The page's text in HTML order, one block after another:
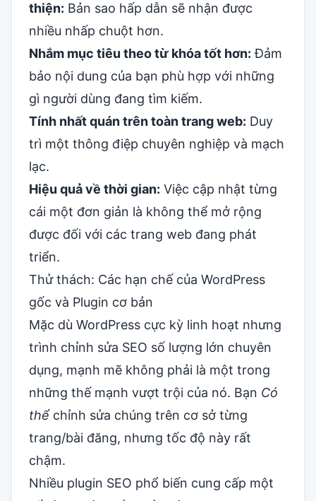
thiện: Bản sao hấp dẫn sẽ nhận được
nhiều nhấp chuột hơn.
Nhắm mục tiêu theo từ khóa tốt hơn: Đảm
bảo nội dung của bạn phù hợp với những
gì người dùng đang tìm kiếm.
Tính nhất quán trên toàn trang web: Duy
trì một thông điệp chuyên nghiệp và mạch
lạc.
Hiệu quả về thời gian: Việc cập nhật từng
cái một đơn giản là không thể mở rộng
được đối với các trang web đang phát
triển.
Thử thách: Các hạn chế của WordPress
gốc và Plugin cơ bản
Mặc dù WordPress cực kỳ linh hoạt nhưng
trình chỉnh sửa SEO số lượng lớn chuyên
dụng, mạnh mẽ không phải là một trong
những thế mạnh vượt trội của nó. Bạn Có
thểchỉnh sửa chúng trên cơ sở từng
trang/bài đăng, nhưng tốc độ này rất
chậm.
Nhiều plugin SEO phổ biến cung cấp một